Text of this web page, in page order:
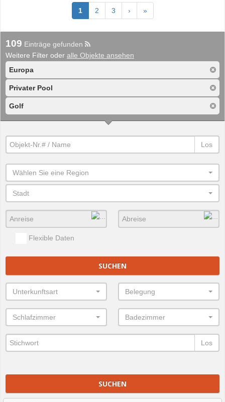
1 2 3 › »
109 Einträge gefunden
Weitere Filter oder alle Objekte ansehen
Europa
Privater Pool
Golf
Los
Wählen Sie eine Region
Stadt
Flexible Daten
SUCHEN
Unterkunftsart Belegung
Schlafzimmer Badezimmer
Los
SUCHEN